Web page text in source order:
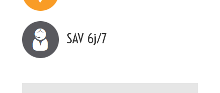
SAV 6j/7